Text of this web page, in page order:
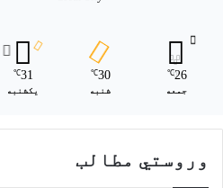
26
℃
جمعه
30
℃
شنبه
31
℃
یکشنبه
وروستي مطالب